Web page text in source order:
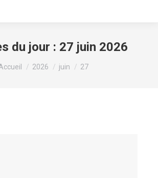
du jour : 27 juin 2026
Vous êtes ici :
2026 juin 27